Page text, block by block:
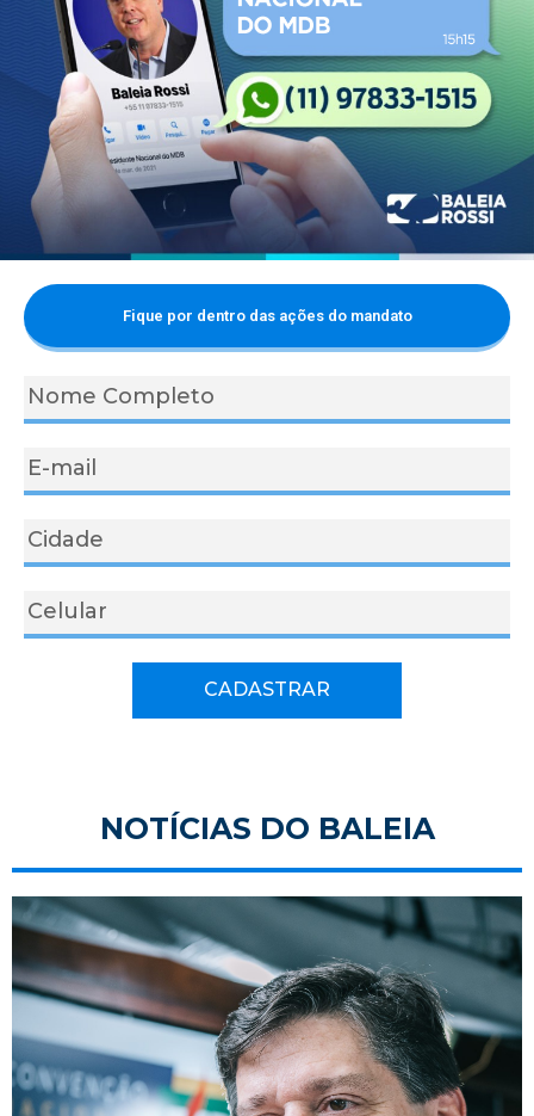
Fique por dentro das ações do mandato
CADASTRAR
NOTÍCIAS DO BALEIA